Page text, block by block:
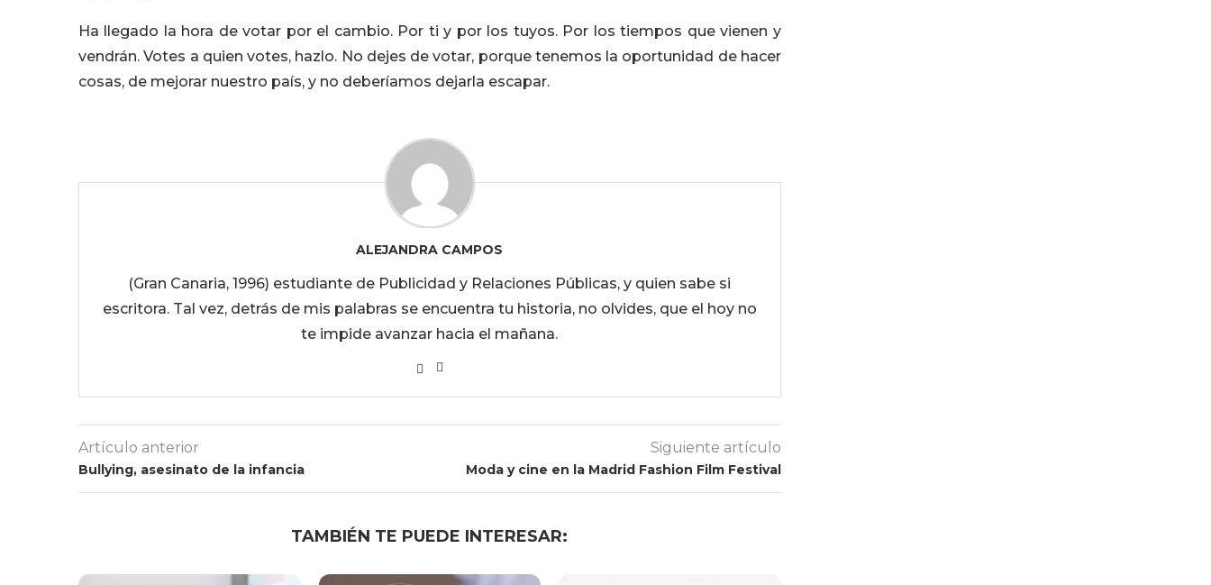
Ha llegado la hora de votar por el cambio. Por ti y por los tuyos. Por los tiempos que vienen y
vendrán. Votes a quien votes, hazlo. No dejes de votar, porque tenemos la oportunidad de hacer
cosas, de mejorar nuestro país, y no deberíamos dejarla escapar.
ALEJANDRA CAMPOS
(Gran Canaria, 1996) estudiante de Publicidad y Relaciones Públicas, y quien sabe si
escritora. Tal vez, detrás de mis palabras se encuentra tu historia, no olvides, que el hoy no
te impide avanzar hacia el mañana.
Artículo anterior
Bullying, asesinato de la infancia
Siguiente artículo
Moda y cine en la Madrid Fashion Film Festival
TAMBIÉN TE PUEDE INTERESAR: